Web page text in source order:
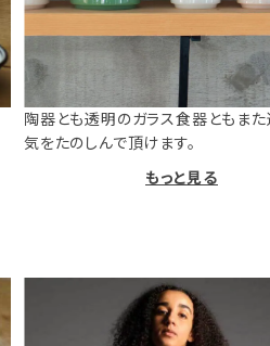
陶器とも透明のガラス食器ともま
気をたのしんで頂けます。
もっと見る